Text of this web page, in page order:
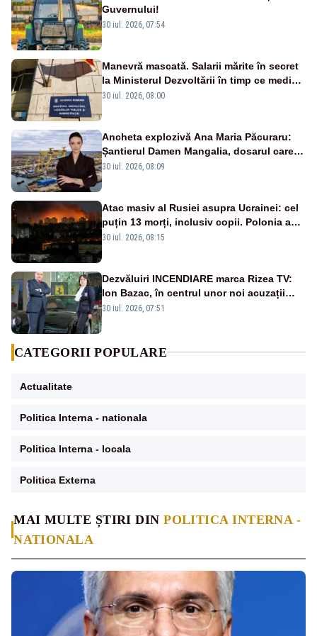
MAI MULTE ȘTIRI DINPOLITICA INTERNA -
NATIONALA
Guvernului!
30 iul. 2026, 07:54
Manevră mascată. Salarii mărite în secret
la Ministerul Dezvoltării în timp ce medicii
ies în stradă
30 iul. 2026, 08:00
Ancheta explozivă Ana Maria Păcuraru:
Șantierul Damen Mangalia, dosarul care
scufundă apărarea României
30 iul. 2026, 08:09
Atac masiv al Rusiei asupra Ucrainei: cel
puțin 13 morți, inclusiv copii. Polonia a
ridicat avioanele de vânătoare
30 iul. 2026, 08:15
Dezvăluiri INCENDIARE marca Rizea TV:
Ion Bazac, în centrul unor noi acuzații
publice
30 iul. 2026, 07:51
CATEGORII POPULARE
Actualitate
Politica Interna - nationala
Politica Interna - locala
Politica Externa